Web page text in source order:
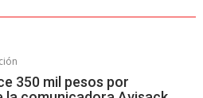
350 mil pesos por